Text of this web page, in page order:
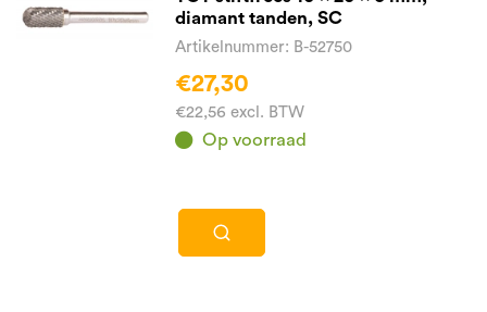
diamant tanden, SC
Artikelnummer: B-52750
€27,30
€22,56 excl. BTW
Op voorraad